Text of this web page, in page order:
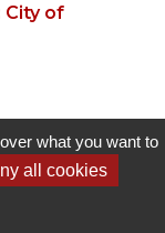
City of
what you want to
all cookies